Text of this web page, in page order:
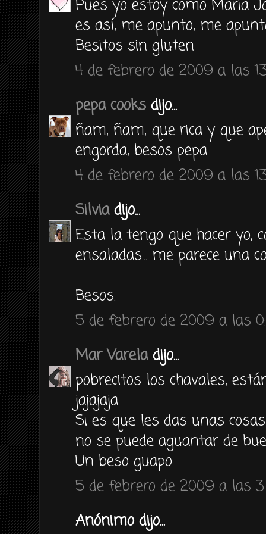
Pues yo estoy como Maria
es así, me apunto, me
Besitos sin gluten
4 de febrero de 2009 a las
pepa cooks dijo...
ñam, ñam, que rica y que
engorda, besos pepa.
4 de febrero de 2009 a las
Silviadijo...
Esta la tengo que hacer yo,
ensaladas... me parece una
Besos.
5 de febrero de 2009 a las
Mar Vareladijo...
pobrecitos los chavales,
jajajaja
Si es que les das unas
no se puede aguantar de
Un beso guapo
5 de febrero de 2009 a las
Anónimo dijo...